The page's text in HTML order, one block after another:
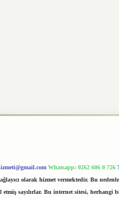
Whatsapp: 0262 606 0 726
olarak hizmet vermektedir. Bu
sayılırlar. Bu internet sitesi, herhangi